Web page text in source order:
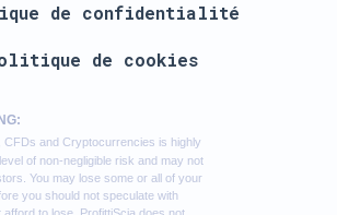
de confidentialité
de cookies